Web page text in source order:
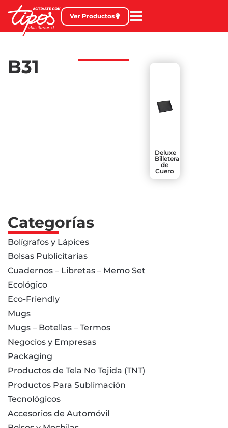
Ver Productos
B31
Deluxe
Billetera
de
Cuero
Categorías
Bolígrafos y Lápices
Bolsas Publicitarias
Cuadernos – Libretas – Memo Set
Ecológico
Eco-Friendly
Mugs
Mugs – Botellas – Termos
Negocios y Empresas
Packaging
Productos de Tela No Tejida (TNT)
Productos Para Sublimación
Tecnológicos
Accesorios de Automóvil